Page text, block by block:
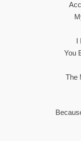
I
You
The